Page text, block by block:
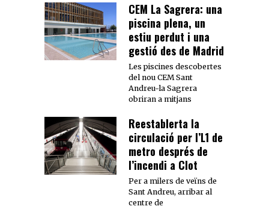
CEM La Sagrera: una
piscina plena, un
estiu perdut i una
gestió des de Madrid
Les piscines descobertes
del nou CEM Sant
Andreu-la Sagrera
obriran a mitjans
Reestablerta la
circulació per l’L1 de
metro després de
l’incendi a Clot
Per a milers de veïns de
Sant Andreu, arribar al
centre de